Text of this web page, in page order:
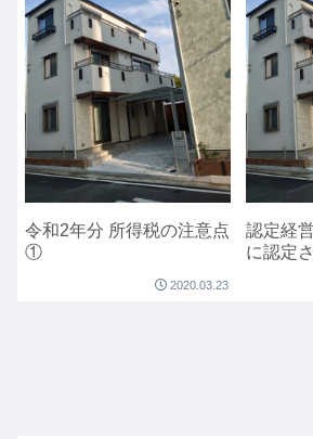
令和2年分 所得税の注意点
①
2020.03.23
認定経
に認定